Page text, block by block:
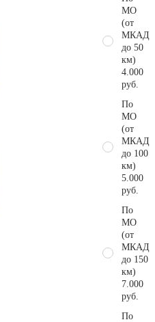
МО
(от
МКАД
до 50
км)
4.000
руб.
По
МО
(от
МКАД
до 100
км)
5.000
руб.
По
МО
(от
МКАД
до 150
км)
7.000
руб.
По